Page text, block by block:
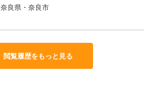
奈良県・奈良市
閲覧履歴をもっと見る